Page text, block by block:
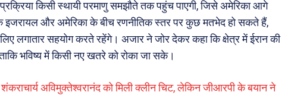
किसी स्थायी परमाणु समझौते तक पहुंच पाएगी, जिसे अमेरिका आगे
इजरायल और अमेरिका के बीच रणनीतिक स्तर पर कुछ मतभेद हो सकते हैं,
लगातार सहयोग करते रहेंगे। अजार ने जोर देकर कहा कि क्षेत्र में ईरान की
भविष्य में किसी नए खतरे को रोका जा सके।
अविमुक्तेश्वरानंद को मिली क्लीन चिट, लेकिन जीआरपी के बयान ने